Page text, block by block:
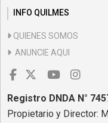
INFO QUILMES
QUIENES SOMOS
ANUNCIE AQUI
Registro DNDA N°
Propietario y Director: